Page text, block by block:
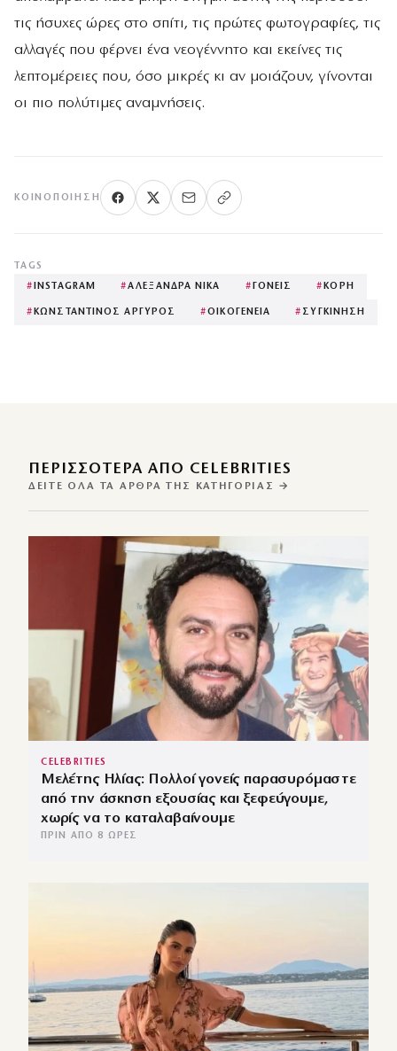
τις ήσυχες ώρες στο σπίτι, τις πρώτες φωτογραφίες, τις
αλλαγές που φέρνει ένα νεογέννητο και εκείνες τις
λεπτομέρειες που, όσο μικρές κι αν μοιάζουν, γίνονται
οι πιο πολύτιμες αναμνήσεις.
ΚΟΙΝΟΠΟΊΗΣΗ
TAGS
#INSTAGRAM #ΑΛΕΞΑΝΔΡΑ ΝΙΚΑ #ΓΟΝΕΙΣ #ΚΟΡΗ
#ΚΩΝΣΤΑΝΤΙΝΟΣ ΑΡΓΥΡΟΣ #ΟΙΚΟΓΕΝΕΙΑ # ΣΥΓΚΙΝΗΣΗ
ΠΕΡΙΣΣΌΤΕΡΑ ΑΠΌ CELEBRITIES
ΔΕΊΤΕ ΌΛΑ ΤΑ ΆΡΘΡΑ ΤΗΣ ΚΑΤΗΓΟΡΊΑΣ →
CELEBRITIES
Μελέτης Ηλίας: Πολλοί γονείς παρασυρόμαστε
από την άσκηση εξουσίας και ξεφεύγουμε,
χωρίς να το καταλαβαίνουμε
ΠΡΙΝ ΑΠΌ 8 ΏΡΕΣ